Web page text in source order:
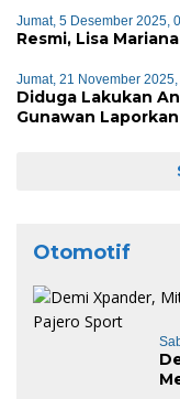
Jumat, 5 Desember 2025,
Resmi, Lisa
Jumat, 21 November 2025,
Diduga Lakukan
Gunawan
Otomotif